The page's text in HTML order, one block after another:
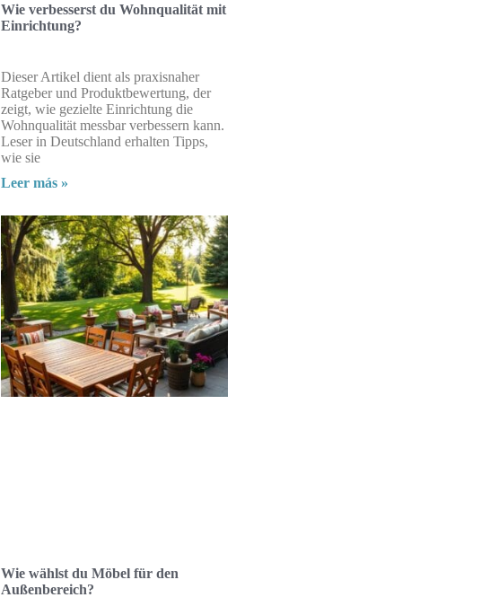
Wie verbesserst du Wohnqualität mit
Einrichtung?
Dieser Artikel dient als praxisnaher
Ratgeber und Produktbewertung, der
zeigt, wie gezielte Einrichtung die
Wohnqualität messbar verbessern kann.
Leser in Deutschland erhalten Tipps,
wie sie
Leer más »
Wie wählst du Möbel für den
Außenbereich?